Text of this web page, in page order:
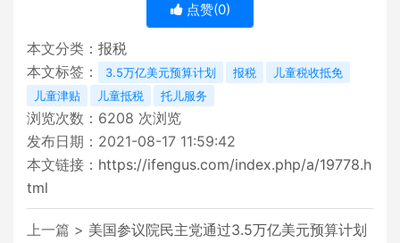
点赞(0)
本文分类： 报税
本文标签：
3.5万亿美元预算计划 报税
儿童税收抵免
儿童津贴
儿童抵税 托儿服务
浏览次数： 6208 次浏览
发布日期：2021-08-17 11:59:42
本文链接： https://ifengus.com/index.php/a/19778.h
tml
上一篇 > 美国参议院民主党通过3.5万亿美元预算计划